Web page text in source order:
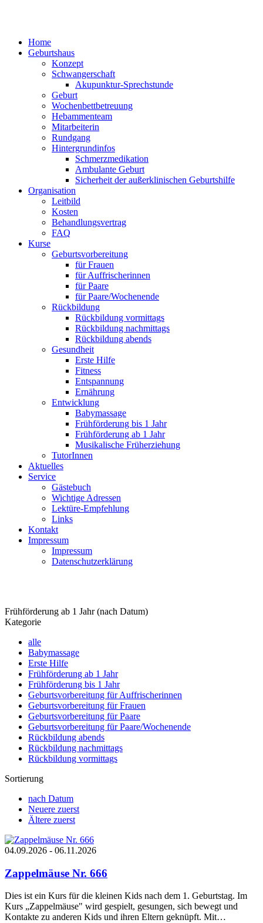
Home
Geburtshaus
Konzept
Schwangerschaft
Akupunktur-Sprechstunde
Geburt
Wochenbettbetreuung
Hebammenteam
Mitarbeiterin
Rundgang
Hintergrundinfos
Schmerzmedikation
Ambulante Geburt
Sicherheit der außerklinischen Geburtshilfe
Organisation
Leitbild
Kosten
Behandlungsvertrag
FAQ
Kurse
Geburtsvorbereitung
für Frauen
für Auffrischerinnen
für Paare
für Paare/Wochenende
Rückbildung
Rückbildung vormittags
Rückbildung nachmittags
Rückbildung abends
Gesundheit
Erste Hilfe
Fitness
Entspannung
Ernährung
Entwicklung
Babymassage
Frühförderung bis 1 Jahr
Frühförderung ab 1 Jahr
Musikalische Früherziehung
TutorInnen
Aktuelles
Service
Gästebuch
Wichtige Adressen
Lektüre-Empfehlung
Links
Kontakt
Impressum
Impressum
Datenschutzerklärung
Frühförderung ab 1 Jahr(nach Datum)
Kategorie
alle
Babymassage
Erste Hilfe
Frühförderung ab 1 Jahr
Frühförderung bis 1 Jahr
Geburtsvorbereitung für Auffrischerinnen
Geburtsvorbereitung für Frauen
Geburtsvorbereitung für Paare
Geburtsvorbereitung für Paare/Wochenende
Rückbildung abends
Rückbildung nachmittags
Rückbildung vormittags
Sortierung
nach Datum
Neuere zuerst
Ältere zuerst
04.09.2026 - 06.11.2026
Zappelmäuse Nr. 666
Dies ist ein Kurs für die kleinen Kids nach dem 1. Geburtstag. Im
Kurs „Zappelmäuse" wird gespielt, gesungen, sich bewegt und
Kontakte zu anderen Kids und ihren Eltern geknüpft. Mit…